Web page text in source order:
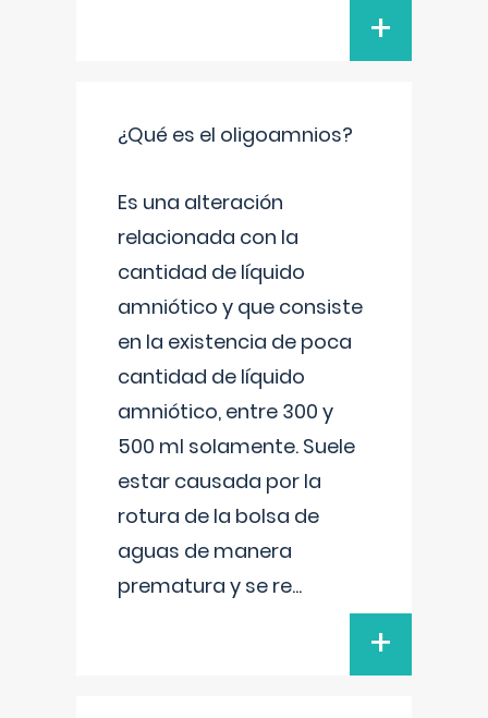
+
¿Qué es el oligoamnios?
Es una alteración
relacionada con la
cantidad de líquido
amniótico y que consiste
en la existencia de poca
cantidad de líquido
amniótico, entre 300 y
500 ml solamente. Suele
estar causada por la
rotura de la bolsa de
aguas de manera
prematura y se re...
+